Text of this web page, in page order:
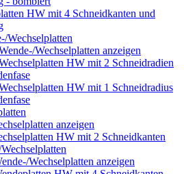
HW mit 4 Schneidkanten und
Wechselplatten
Wechselplatten anzeigen
HW mit 2 Schneidradien
HW mit 1 Schneidradius
anzeigen
HW mit 2 Schneidkanten
Wechselplatten anzeigen